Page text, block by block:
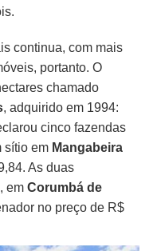
continua, com mais
portanto. O
chamado
, adquirido em 1994:
cinco fazendas
sítio em Mangabeira
As duas
emCorumbá de
no preço de R$